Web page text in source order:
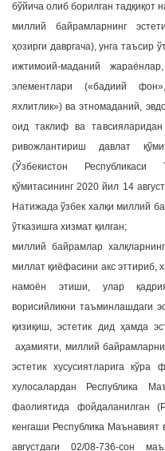
бўйича олиб борилган тадқиқот
миллий байрамларнинг
ҳозирги давргача), унга таъсир
ижтимоий-маданий
элементлари («бадиий
яхлитлик») ва этномаданий,
оид таклиф ва тавсияларидан
ривожлантириш давлат
(Ўзбекистон
қўмитасининг 2020 йил 14
Натижада ўзбек халқи миллий
ўтказишга хизмат қилган;
миллий байрамлар
миллат қиёфасини акс эттириб,
намоён этиши, улар
ворисийликни таъминлашдаги
қизиқиш, эстетик дид ҳамда
аҳамияти, миллий
эстетик хусусиятларига
хулосалардан Республика
фаолиятида фойдаланилган
кенгаши Республика
августдаги 02/08-736-сон